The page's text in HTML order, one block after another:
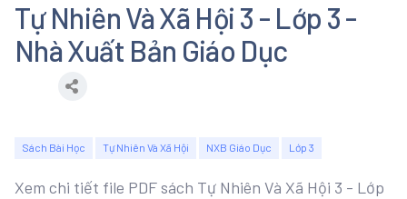
Tự Nhiên Và Xã Hội 3 - Lớp 3 -
Nhà Xuất Bản Giáo Dục
Sách Bài Học Tự Nhiên Và Xã Hội NXB Giáo Dục Lớp 3
Xem chi tiết file PDF sách Tự Nhiên Và Xã Hội 3 - Lớp